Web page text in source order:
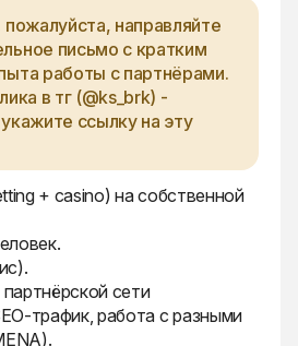
направляйте
письмо с кратким
работы с партнёрами.
в тг (@ks_brk) -
ссылку на эту
+ casino) на собственной
сети
трафик, работа с разными